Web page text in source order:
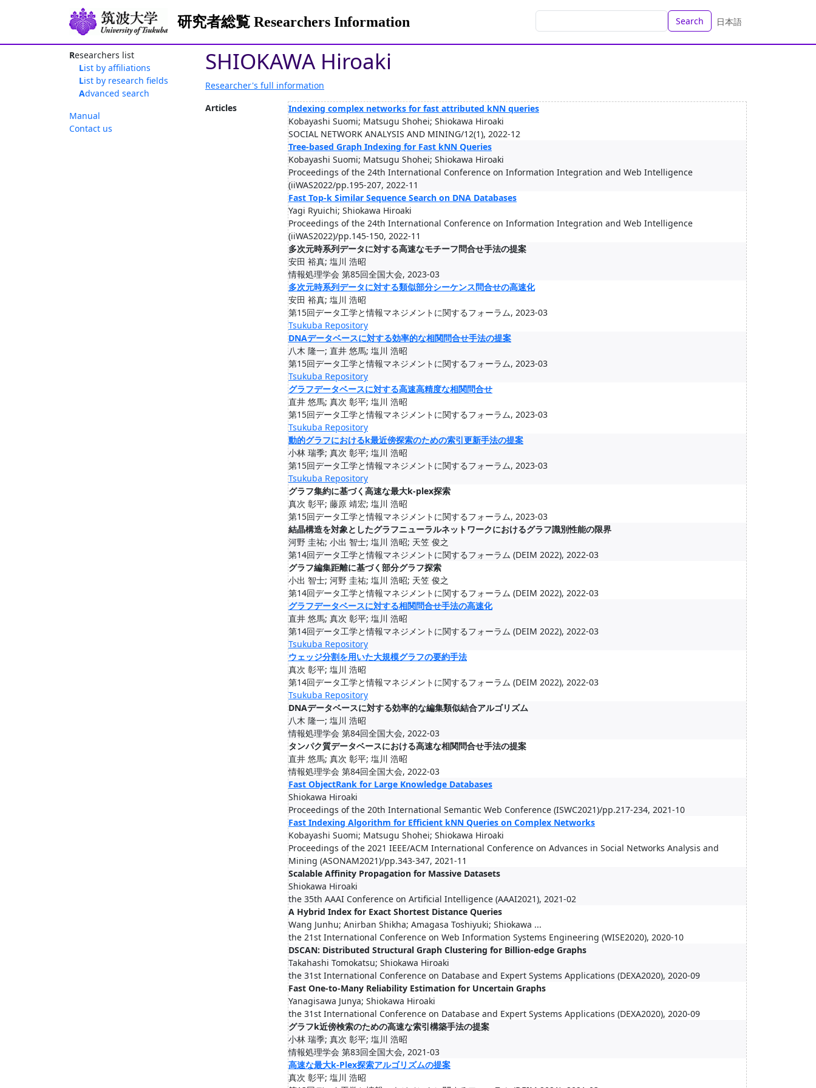
研究者総覧 Researchers Information Search 日本語
Researchers list
List by affiliations
List by research fields
Advanced search
Manual
Contact us
SHIOKAWA Hiroaki
Researcher's full information
Articles
Indexing complex networks for fast attributed kNN queries
Kobayashi Suomi; Matsugu Shohei; Shiokawa Hiroaki
SOCIAL NETWORK ANALYSIS AND MINING/12(1), 2022-12
Tree-based Graph Indexing for Fast kNN Queries
Kobayashi Suomi; Matsugu Shohei; Shiokawa Hiroaki
Proceedings of the 24th International Conference on Information Integration and Web Intelligence
(iiWAS2022/pp.195-207, 2022-11
Fast Top-k Similar Sequence Search on DNA Databases
Yagi Ryuichi; Shiokawa Hiroaki
Proceedings of the 24th International Conference on Information Integration and Web Intelligence
(iiWAS2022)/pp.145-150, 2022-11
多次元時系列データに対する高速なモチーフ問合せ手法の提案
安田 裕真; 塩川 浩昭
情報処理学会 第85回全国大会, 2023-03
多次元時系列データに対する類似部分シーケンス問合せの高速化
安田 裕真; 塩川 浩昭
第15回データ工学と情報マネジメントに関するフォーラム, 2023-03
Tsukuba Repository
DNAデータベースに対する効率的な相関問合せ手法の提案
八木 隆一; 直井 悠馬; 塩川 浩昭
第15回データ工学と情報マネジメントに関するフォーラム, 2023-03
Tsukuba Repository
グラフデータベースに対する高速高精度な相関問合せ
直井 悠馬; 真次 彰平; 塩川 浩昭
第15回データ工学と情報マネジメントに関するフォーラム, 2023-03
Tsukuba Repository
動的グラフにおけるk最近傍探索のための索引更新手法の提案
小林 瑞季; 真次 彰平; 塩川 浩昭
第15回データ工学と情報マネジメントに関するフォーラム, 2023-03
Tsukuba Repository
グラフ集約に基づく高速な最大k-plex探索
真次 彰平; 藤原 靖宏; 塩川 浩昭
第15回データ工学と情報マネジメントに関するフォーラム, 2023-03
結晶構造を対象としたグラフニューラルネットワークにおけるグラフ識別性能の限界
河野 圭祐; 小出 智士; 塩川 浩昭; 天笠 俊之
第14回データ工学と情報マネジメントに関するフォーラム (DEIM 2022), 2022-03
グラフ編集距離に基づく部分グラフ探索
小出 智士; 河野 圭祐; 塩川 浩昭; 天笠 俊之
第14回データ工学と情報マネジメントに関するフォーラム (DEIM 2022), 2022-03
グラフデータベースに対する相関問合せ手法の高速化
直井 悠馬; 真次 彰平; 塩川 浩昭
第14回データ工学と情報マネジメントに関するフォーラム (DEIM 2022), 2022-03
Tsukuba Repository
ウェッジ分割を用いた大規模グラフの要約手法
真次 彰平; 塩川 浩昭
第14回データ工学と情報マネジメントに関するフォーラム (DEIM 2022), 2022-03
Tsukuba Repository
DNAデータベースに対する効率的な編集類似結合アルゴリズム
八木 隆一; 塩川 浩昭
情報処理学会 第84回全国大会, 2022-03
タンパク質データベースにおける高速な相関問合せ手法の提案
直井 悠馬; 真次 彰平; 塩川 浩昭
情報処理学会 第84回全国大会, 2022-03
Fast ObjectRank for Large Knowledge Databases
Shiokawa Hiroaki
Proceedings of the 20th International Semantic Web Conference (ISWC2021)/pp.217-234, 2021-10
Fast Indexing Algorithm for Efficient kNN Queries on Complex Networks
Kobayashi Suomi; Matsugu Shohei; Shiokawa Hiroaki
Proceedings of the 2021 IEEE/ACM International Conference on Advances in Social Networks Analysis and
Mining (ASONAM2021)/pp.343-347, 2021-11
Scalable Affinity Propagation for Massive Datasets
Shiokawa Hiroaki
the 35th AAAI Conference on Artificial Intelligence (AAAI2021), 2021-02
A Hybrid Index for Exact Shortest Distance Queries
Wang Junhu; Anirban Shikha; Amagasa Toshiyuki; Shiokawa ...
the 21st International Conference on Web Information Systems Engineering (WISE2020), 2020-10
DSCAN: Distributed Structural Graph Clustering for Billion-edge Graphs
Takahashi Tomokatsu; Shiokawa Hiroaki
the 31st International Conference on Database and Expert Systems Applications (DEXA2020), 2020-09
Fast One-to-Many Reliability Estimation for Uncertain Graphs
Yanagisawa Junya; Shiokawa Hiroaki
the 31st International Conference on Database and Expert Systems Applications (DEXA2020), 2020-09
グラフk近傍検索のための高速な索引構築手法の提案
小林 瑞季; 真次 彰平; 塩川 浩昭
情報処理学会 第83回全国大会, 2021-03
高速な最大k-Plex探索アルゴリズムの提案
真次 彰平; 塩川 浩昭